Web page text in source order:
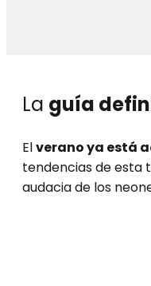
La guía
Elverano ya está
tendencias de esta
audacia de los